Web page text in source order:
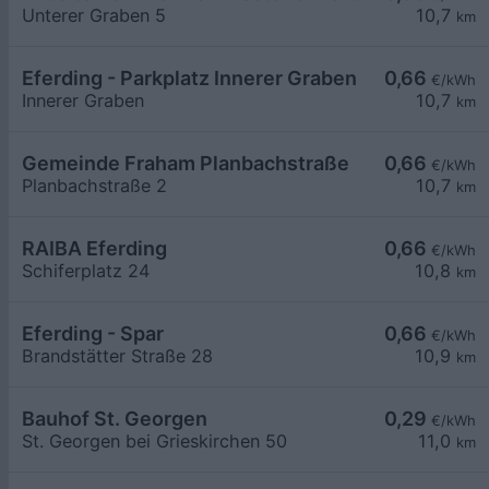
10,7 km
Unterer Graben 5
0,66 €/kWh
10,7 km
Eferding - Parkplatz Innerer Graben
Innerer Graben
0,66 €/kWh
10,7 km
Gemeinde Fraham Planbachstraße
Planbachstraße 2
0,66 €/kWh
10,8 km
RAIBA Eferding
Schiferplatz 24
0,66 €/kWh
10,9 km
Eferding - Spar
Brandstätter Straße 28
0,29 €/kWh
11,0 km
Bauhof St. Georgen
St. Georgen bei Grieskirchen 50